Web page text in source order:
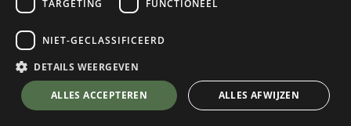
Mammut
Aenergy FL Longsleeve Women
Glacier Blue
Kies een maat💬 Stel je vraag over dit product via WhatsApp
TARGETING FUNCTIONEEL
NIET-GECLASSIFICEERD
DETAILS WEERGEVEN
ALLES ACCEPTEREN ALLES AFWIJZEN